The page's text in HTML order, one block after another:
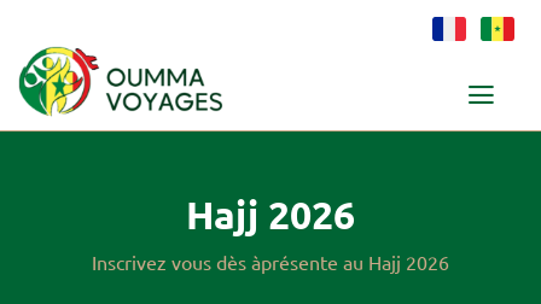
Hajj 2026
Inscrivez vous dès àprésente au Hajj 2026